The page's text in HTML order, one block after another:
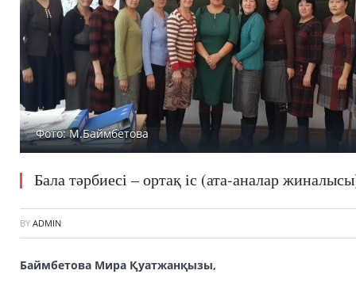
Фото: М.Баймбетова
Бала тәрбиесі – ортақ іс (ата-аналар
BY ADMIN
Баймбетова Мира Қуатжанқызы,